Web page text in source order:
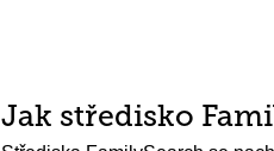
Jak středisko